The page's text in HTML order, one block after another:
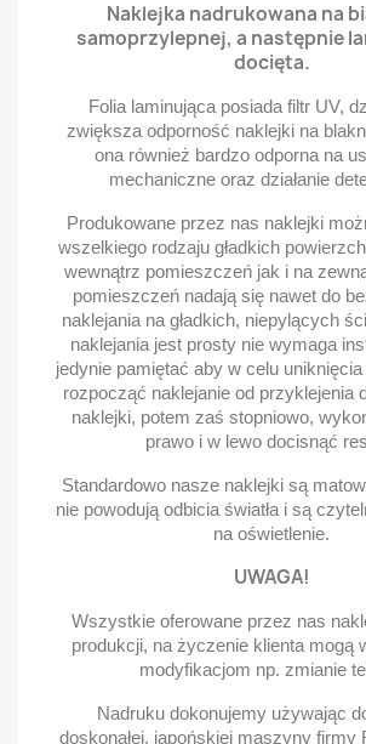
Naklejka nadrukowana na
samoprzylepnej, a następnie
docięta.
Folia laminująca posiada filtr UV,
zwiększa odporność naklejki na
ona również bardzo odporna na
mechaniczne oraz działanie
Produkowane przez nas naklejki
wszelkiego rodzaju gładkich
wewnątrz pomieszczeń jak i na
pomieszczeń nadają się nawet do
naklejania na gładkich, niepylących
naklejania jest prosty nie wymaga
jedynie pamiętać aby w celu
rozpocząć naklejanie od przyklejenia
naklejki, potem zaś stopniowo,
prawo i w lewo docisnąć
Standardowo nasze naklejki są
nie powodują odbicia światła i są
na oświetlenie.
UWAGA!
Wszystkie oferowane przez nas
produkcji, na życzenie klienta mogą
modyfikacjom np. zmianie
Nadruku dokonujemy używając
doskonałej, japońskiej maszyny firmy